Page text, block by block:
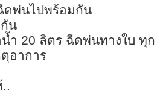
ดพ่นไปพร้อมกัน
น
ำ 20 ลิตร ฉีดพ่นทางใบ ทุก
อาการ